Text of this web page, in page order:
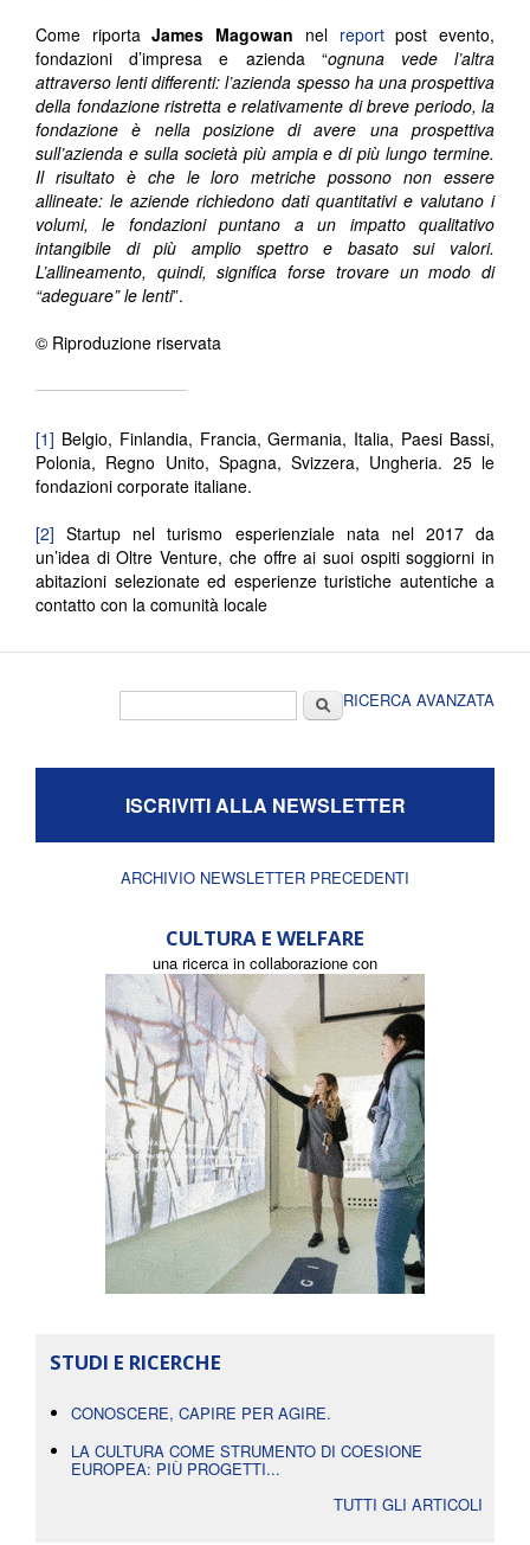
Come riportaJames Magowan nel reportpost evento,
fondazioni d’impresa e azienda “ognuna vede l’altra
attraverso lenti differenti: l’azienda spesso ha una prospettiva
della fondazione ristretta e relativamente di breve periodo, la
fondazione è nella posizione di avere una prospettiva
sull’azienda e sulla società più ampia e di più lungo termine.
Il risultato è che le loro metriche possono non essere
allineate: le aziende richiedono dati quantitativi e valutano i
volumi, le fondazioni puntano a un impatto qualitativo
intangibile di più amplio spettro e basato sui valori.
L’allineamento, quindi, significa forse trovare un modo di
“adeguare” le lenti”.
© Riproduzione riservata
[1] Belgio, Finlandia, Francia, Germania, Italia, Paesi Bassi,
Polonia, Regno Unito, Spagna, Svizzera, Ungheria. 25 le
fondazioni corporate italiane.
[2] Startup nel turismo esperienziale nata nel 2017 da
un’idea di Oltre Venture, che offre ai suoi ospiti soggiorni in
abitazioni selezionate ed esperienze turistiche autentiche a
contatto con la comunità locale
CercaRICERCA AVANZATA
ISCRIVITI ALLA NEWSLETTER
ARCHIVIO NEWSLETTER PRECEDENTI
CULTURA E WELFARE
una ricerca in collaborazione con
STUDI E RICERCHE
CONOSCERE, CAPIRE PER AGIRE.
LA CULTURA COME STRUMENTO DI COESIONE
EUROPEA: PIÙ PROGETTI...
TUTTI GLI ARTICOLI